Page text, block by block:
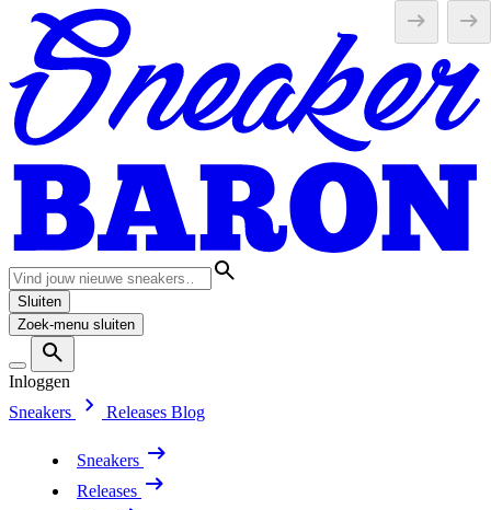
Sluiten
Zoek-menu sluiten
Inloggen
Sneakers
Releases Blog
Sneakers
Releases